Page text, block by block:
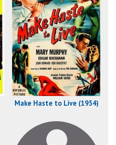
Make Haste to Live (1954)